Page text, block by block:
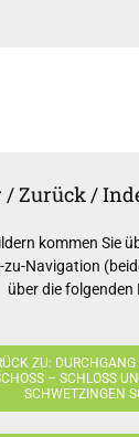
/ Zurück /
kommen Sie
zu-Navigation
über die folgenden
ZU:
– SCHLOSS
SCHWETZINGEN